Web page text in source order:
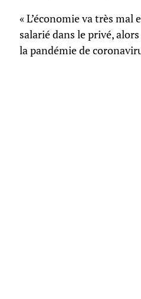
« L’économie va très
salarié dans le privé,
la pandémie de